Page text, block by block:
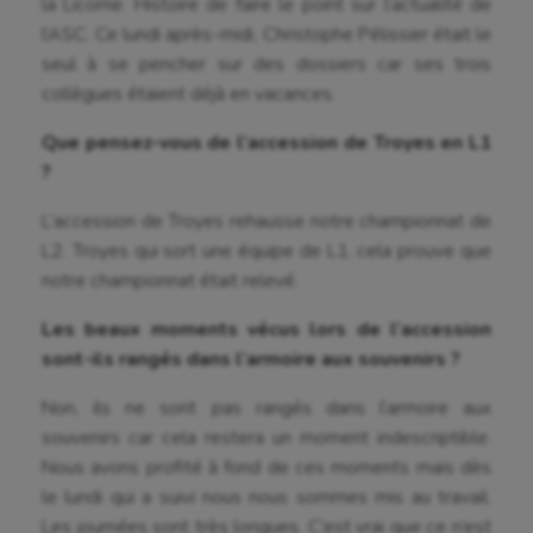
la Licorne. Histoire de faire le point sur l’actualité de
l’ASC. Ce lundi après-midi, Christophe Pélissier était le
seul à se pencher sur des dossiers car ses trois
collègues étaient déjà en vacances.
Que pensez-vous de l’accession de Troyes en L1
?
L’accession de Troyes rehausse notre championnat de
L2. Troyes qui sort une équipe de L1, cela prouve que
notre championnat était relevé.
Les beaux moments vécus lors de l’accession
sont-ils rangés dans l’armoire aux souvenirs ?
Non, ils ne sont pas rangés dans l’armoire aux
souvenirs car cela restera un moment indescriptible.
Nous avons profité à fond de ces moments mais dès
le lundi qui a suivi nous nous sommes mis au travail.
Les journées sont très longues. C’est vrai que ce n’est